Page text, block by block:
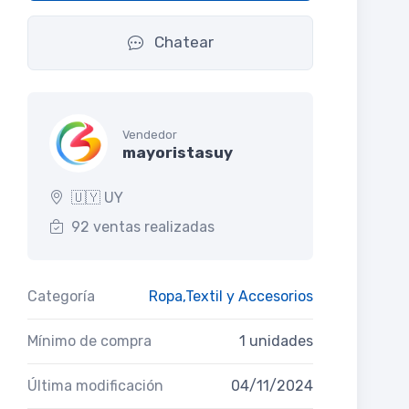
Chatear
Vendedor
mayoristasuy
🇺🇾 UY
92 ventas realizadas
Categoría Ropa,Textil y Accesorios
Mínimo de compra 1 unidades
Última modificación 04/11/2024